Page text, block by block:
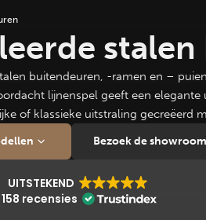
buitendeuren, -ramen en –
lijnenspel geeft een
of klassieke uitstraling gecreëerd
Bezoek de showroom
UITSTEKEND
158 recensies